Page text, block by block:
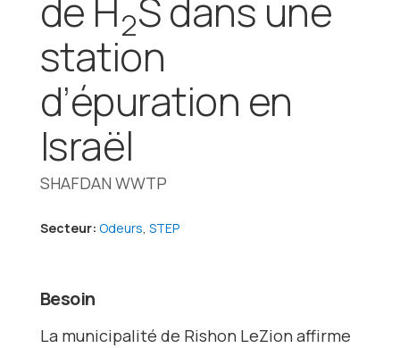
de H2S dans une
station
d’épuration en
Israël
SHAFDAN WWTP
Secteur: Odeurs, STEP
Besoin
La municipalité de Rishon LeZion affirme